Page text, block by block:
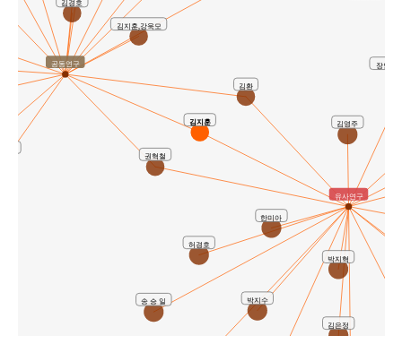
김환
권혁철
김지훈,강욱모
김경호
장인실
김영주
김은정
박지수
박지혁
송 승 일
한미아
허경호
김지훈
공동연구